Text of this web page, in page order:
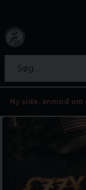
Søg...
Ny side, anmod